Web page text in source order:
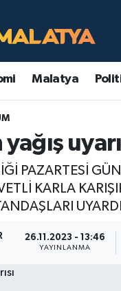
Malatya
PAZARTESİ
KARLA
26.11.2023 - 13:46
YAYINLANMA
Eczaneler
Vakitleri
Yoğunluk Haritası
Puan Durumu ve